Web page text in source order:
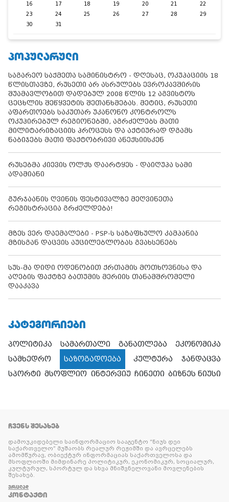
16
17 18 19 20 21
22
23
24 25 26 27 28
29
30
31
ᲞᲝᲞᲣᲚᲐᲠᲣᲚᲘ
საგარეო საქმეთა სამინისტრო - დღესაც, ოკუპაციის 18
წლისთავზე, რუსეთი არ ასრულებს ევროკავშირის
შუამავლობით დადებულ 2008 წლის 12 აგვისტოს
ცეცხლის შეწყვეტის შეთანხმებას. მეტიც, რუსეთი
აფართოებს საკუთარ უკანონო კონტროლს
ოკუპირებულ რეგიონებში, აგრძელებს მათი
მილიტარიზაციის პროცესს და აქტიურად დგამს
ნაბიჯებს მათი ფაქტობრივი ანექსიისკენ
რუსებმა კიევის ოლქს დაარტყეს - დაიღუპა სამი
ადამიანი
გურჯაანის ღვინის ფესტივალზე მეღვინეთა
რეგისტრაცია გრძელდება!
მზეს ვერ დაემალები - PSP-ს საზაფხულო კამპანია
მზისგან დაცვის აუცილებლობას გვახსენებს
სუს-მა დიდი ოდენობით ქრთამის მოთხოვნისა და
აღების ფაქტზე ბათუმის მერიის თანამშრომელი
დააკავა
ᲙᲐᲢᲔᲒᲝᲠᲘᲔᲑᲘ
პოლიტიკა სამართალი განათლება
ეკონომიკა
სამხედრო
საზოგადოება კულტურა
ჯანდაცვა
სპორტი მსოფლიო ინტერვიუ ჩინეთი ბიზნეს ნიუსი
ᲩᲕᲔᲜᲡ ᲨᲔᲡᲐᲮᲔᲑ
დამოუკიდებელი საინფორმაციო სააგენტო “ნიუს დეი
საქართველო” მუშაობს რეალურ რეჟიმში და ავრცელებს
ამომწურავ, ობიექტურ ინფორმაციას საქართველოსა და
მსოფლიოში მიმდინარე პოლიტიკურ, ეკონომიკურ, სოციალურ,
კულტურულ, სპორტულ და სხვა მნიშვნელოვანი მოვლენების
შესახებ.
ᲕᲠᲪᲚᲐᲓ
ᲙᲝᲜᲢᲐᲥᲢᲘ